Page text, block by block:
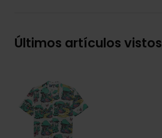
Últimos artículos vistos